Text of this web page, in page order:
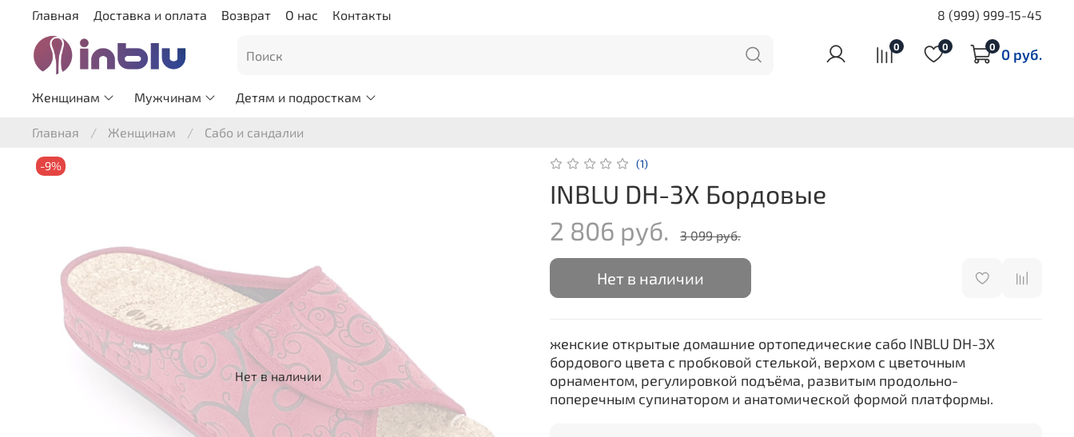
Главная Доставка и оплата Возврат О нас Контакты 8 (999) 999-15-45
0 0 0 0 руб.
Женщинам Мужчинам Детям и подросткам
Главная Женщинам Сабо и сандалии
Нет в наличии
-9% (1)
INBLU DH-3X Бордовые
2 806 руб.
3 099 руб.
Нет в наличии
женские открытые домашние ортопедические сабо INBLU DH-3X
бордового цвета с пробковой стелькой, верхом с цветочным
орнаментом, регулировкой подъёма, развитым продольно-
поперечным супинатором и анатомической формой платформы.